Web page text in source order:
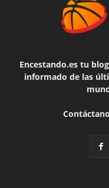
Encestando.es tu
informado de las